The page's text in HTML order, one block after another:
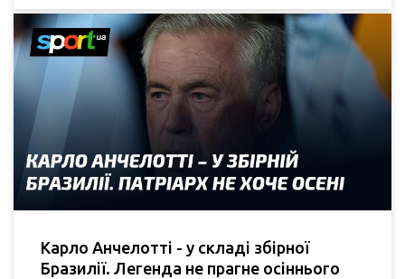
Карло Анчелотті - у складі збірної
Бразилії. Легенда не прагне осіннього